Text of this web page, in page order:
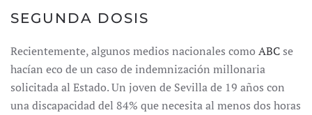
SEGUNDA DOSIS
Recientemente, algunos medios nacionales como ABC se
hacían eco de un caso de indemnización millonaria
solicitada al Estado. Un joven de Sevilla de 19 años con
una discapacidad del 84% que necesita al menos dos horas